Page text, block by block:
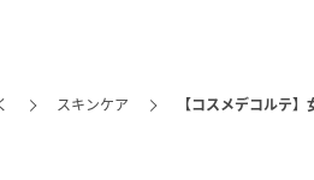
スキンケア 【コスメデコルテ